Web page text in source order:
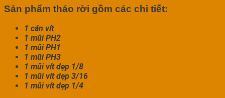
Sản phẩm tháo rời gồm các chi tiết:
1 cán vít
1 mũi PH2
1 mũi PH1
1 mũi PH3
1 mũi vít dẹp 1/8
1 mũi vít dẹp 3/16
1 mũi vít dẹp 1/4